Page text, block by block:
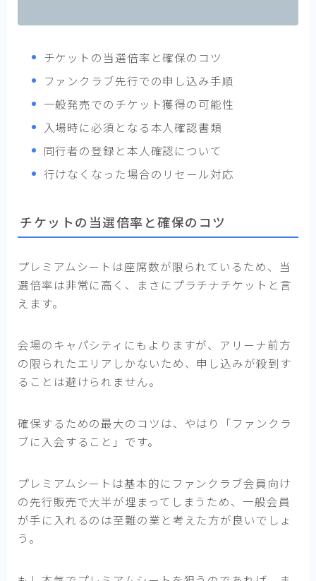
チケットの当選倍率と確保のコツ
ファンクラブ先行での申し込み手順
一般発売でのチケット獲得の可能性
入場時に必須となる本人確認書類
同行者の登録と本人確認について
行けなくなった場合のリセール対応
チケットの当選倍率と確保のコツ
プレミアムシートは座席数が限られているため、当
選倍率は非常に高く、まさにプラチナチケットと言
えます。
会場のキャパシティにもよりますが、アリーナ前方
の限られたエリアしかないため、申し込みが殺到す
ることは避けられません。
確保するための最大のコツは、やはり「ファンクラ
ブに入会すること」です。
プレミアムシートは基本的にファンクラブ会員向け
の先行販売で大半が埋まってしまうため、一般会員
が手に入れるのは至難の業と考えた方が良いでしょ
う。